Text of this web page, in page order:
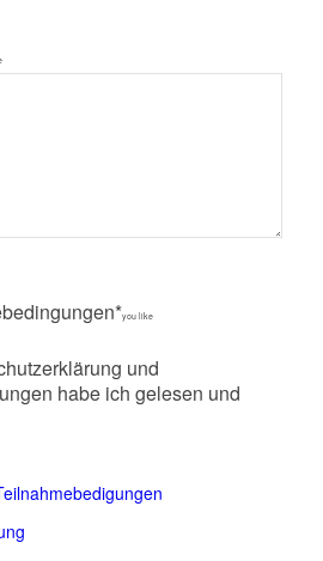
*you like
und
habe ich gelesen und